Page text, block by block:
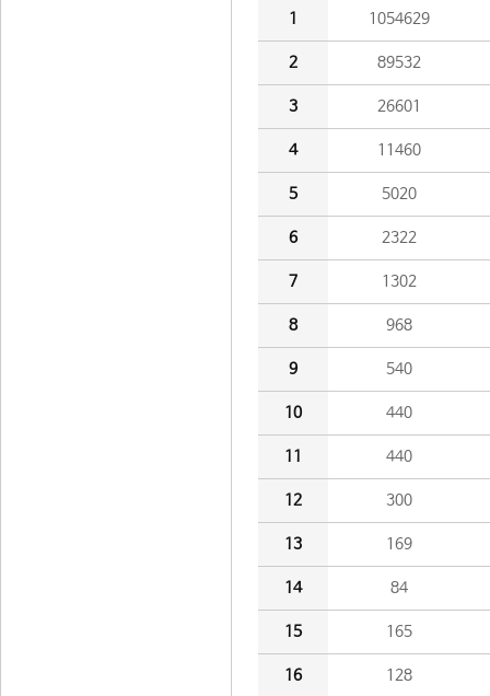
1 1054629
2 89532
3 26601
4 11460
5 5020
6 2322
7 1302
8 968
9 540
10 440
11 440
12 300
13 169
14 84
15 165
16 128